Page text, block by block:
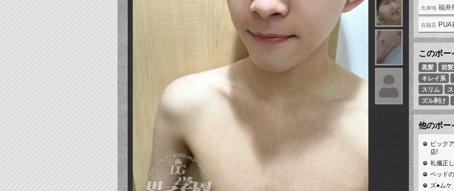
福井
PUA
黒髪
前
キレイ系
スリム
ズル剥け
ピック
店!
礼儀正
ベッド
ズ●ムケ